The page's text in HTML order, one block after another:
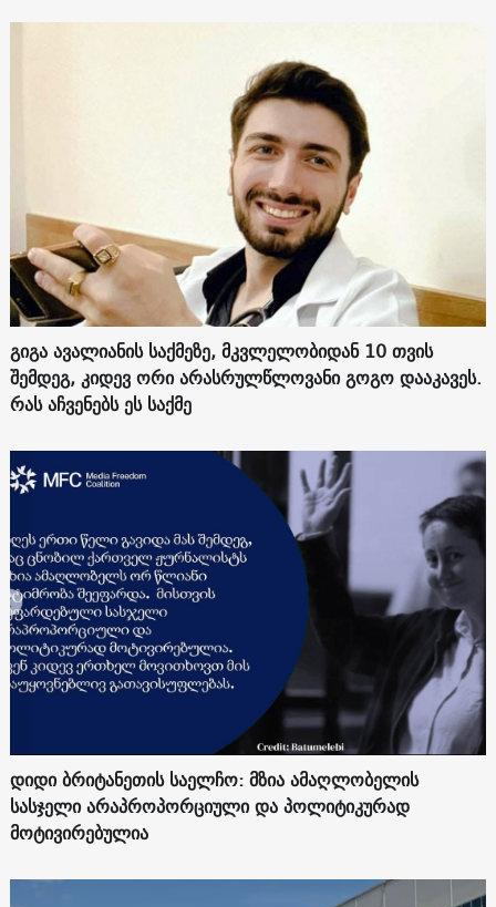
გიგა ავალიანის საქმეზე, მკვლელობიდან 10 თვის
შემდეგ, კიდევ ორი არასრულწლოვანი გოგო დააკავეს.
რას აჩვენებს ეს საქმე
დიდი ბრიტანეთის საელჩო: მზია ამაღლობელის
სასჯელი არაპროპორციული და პოლიტიკურად
მოტივირებულია